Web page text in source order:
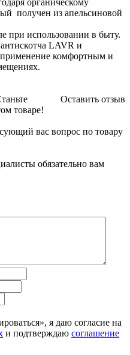
органическому
получен из апельсиновой
при использовании в быту.
LAVR и
применение комфортным и
Оставить отзыв
товаре!
вас вопрос по товару
обязательно вам
я даю согласие на
и подтверждаю соглашение